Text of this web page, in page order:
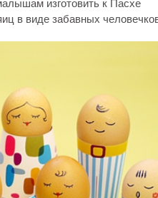
изготовить к Пасхе
в виде забавных